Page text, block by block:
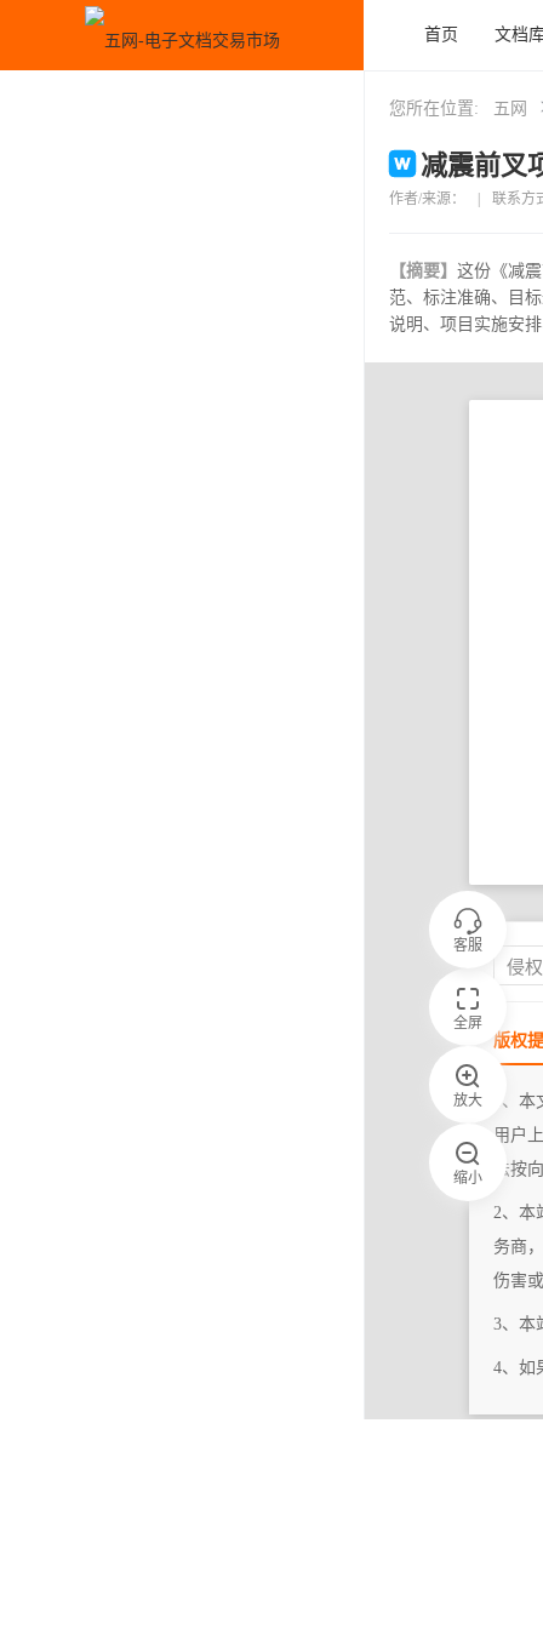
首页 文档
您所在位置: 五网
减震前叉
作者/来源： 联系方
【摘要】 这份《减
范、标注准确、目
说明、项目实施安
客服
全屏
放大
缩小
侵
版权
1、
用户
法按
2、本
务商
伤害
3、本
4、如